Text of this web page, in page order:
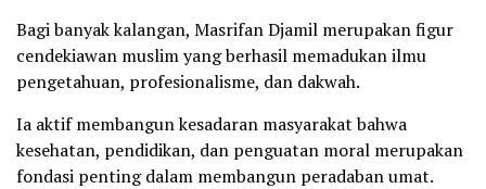
Bagi banyak kalangan, Masrifan Djamil merupakan figur
cendekiawan muslim yang berhasil memadukan ilmu
pengetahuan, profesionalisme, dan dakwah.
Ia aktif membangun kesadaran masyarakat bahwa
kesehatan, pendidikan, dan penguatan moral merupakan
fondasi penting dalam membangun peradaban umat.